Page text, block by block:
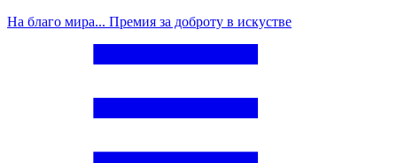
На благо мира... Премия за доброту в искустве